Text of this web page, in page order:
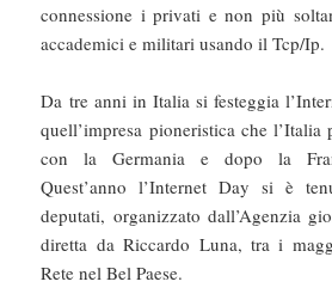
connessione i privati e non più
accademici e militari usando il Tcp/Ip.
Da tre anni in Italia si festeggia
quell’impresa pioneristica che l’Italia
con la Germania e dopo la
Quest’anno l’Internet Day si è
deputati, organizzato dall’Agenzia
diretta da Riccardo Luna, tra i
Rete nel Bel Paese.